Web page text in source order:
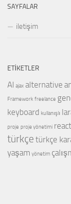
SAYFALAR
iletişim
ETIKETLER
AI ajax alternative
Framework freelance
keyboard kullanışlı
proje proje yönetimi react
türkçe türkçe
yaşam yönetim